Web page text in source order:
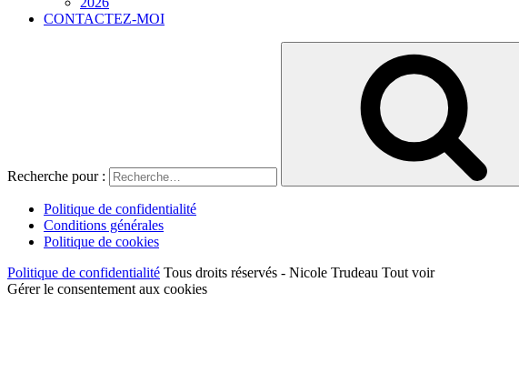
CONTACTEZ-MOI
Recherche pour :
Politique de confidentialité
Conditions générales
Politique de cookies
Politique de confidentialité Tous droits réservés - Nicole Trudeau Tout voir
Gérer le consentement aux cookies